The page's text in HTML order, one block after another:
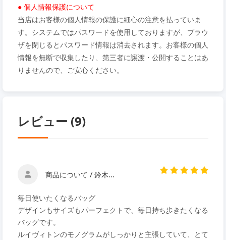
● 個人情報保護について
当店はお客様の個人情報の保護に細心の注意を払っていま
す。システムではパスワードを使用しておりますが、ブラウ
ザを閉じるとパスワード情報は消去されます。お客様の個人
情報を無断で収集したり、第三者に譲渡・公開することはあ
りませんので、ご安心ください。
レビュー (9)
商品について / 鈴木...
毎日使いたくなるバッグ
デザインもサイズもパーフェクトで、毎日持ち歩きたくなる
バッグです。
ルイヴィトンのモノグラムがしっかりと主張していて、とて